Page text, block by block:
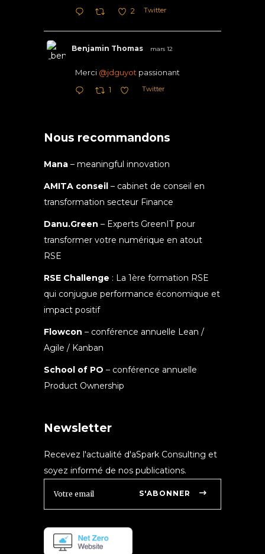
2 Twitter
Benjamin Thomas mars 12
Merci @jdguyot passionant
1 Twitter
Nous recommandons
Mana – meaningful innovation
AMITA conseil – cabinet de conseil en
transformation secteur Finance
Danu.Green – Experts GreenIT pour
transformer votre numérique en atout
RSE
RSE Challenge : La 1ère formation RSE
qui conjugue performance économique et
impact positif
Flowcon – conférence annuelle Lean /
Agile / Kanban
School of PO – conférence annuelle
Product Ownership
Newsletter
Recevez l'actualité d'aSpark Consulting et
soyez informé de nos publications.
S'ABONNER